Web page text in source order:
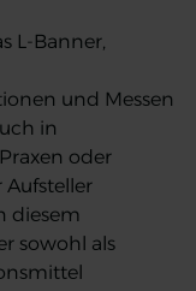
L-Banner,
und Messen
in
oder
diesem
sowohl als